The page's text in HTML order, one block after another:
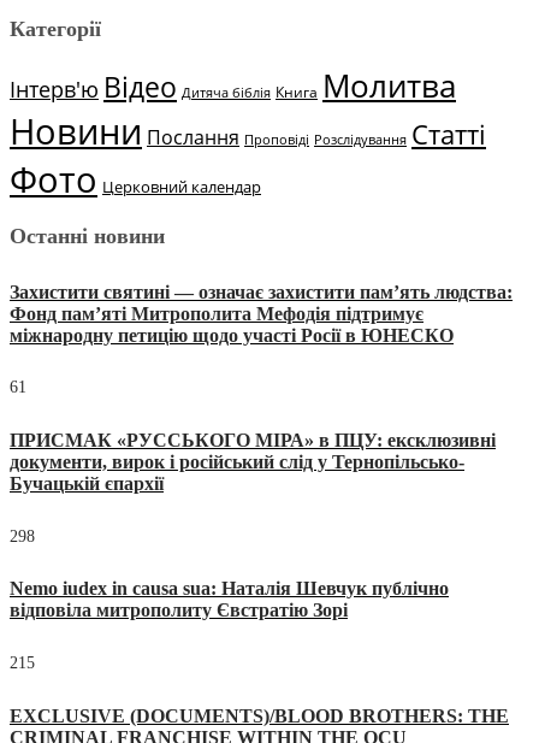
Категорії
Інтерв'ю Відео Дитяча біблія Книга Молитва
Новини Послання Проповіді Розслідування Статті
Фото Церковний календар
Останні новини
Захистити святині — означає захистити пам’ять людства:
Фонд пам’яті Митрополита Мефодія підтримує
міжнародну петицію щодо участі Росії в ЮНЕСКО
61
ПРИСМАК «РУССЬКОГО МІРА» в ПЦУ: ексклюзивні
документи, вирок і російський слід у Тернопільсько-
Бучацькій єпархії
298
Nemo iudex in causa sua: Наталія Шевчук публічно
відповіла митрополиту Євстратію Зорі
215
EXCLUSIVE (DOCUMENTS)/BLOOD BROTHERS: THE
CRIMINAL FRANCHISE WITHIN THE OCU